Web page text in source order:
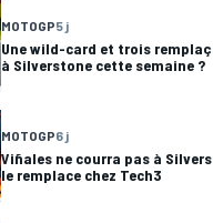
MOTOGP5 j
Une wild-card et trois
à Silverstone cette semaine ?
MOTOGP6 j
Viñales ne courra pas à
le remplace chez Tech3